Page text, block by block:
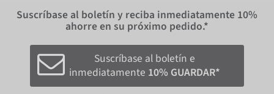
Suscríbase al boletín y reciba inmediatamente 10%
ahorre en su próximo pedido.*
Suscríbase al boletín e
inmediatamente 10% GUARDAR*